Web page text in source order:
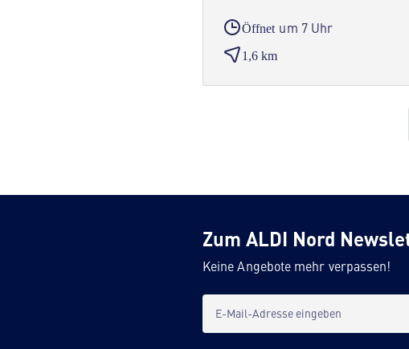
Öffnet um 7 Uhr
1,6 km
Zum ALDI Nord
Keine Angebote mehr verpassen!
E-Mail-Adresse eingeben